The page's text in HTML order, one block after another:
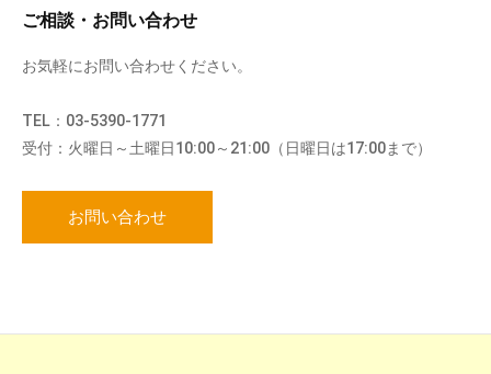
ご相談・お問い合わせ
お気軽にお問い合わせください。
TEL：03-5390-1771
受付：火曜日～土曜日10:00～21:00（日曜日は17:00まで）
お問い合わせ